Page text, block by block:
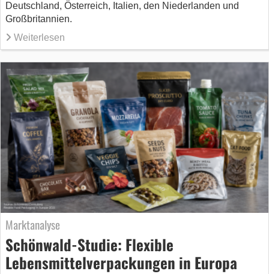
Deutschland, Österreich, Italien, den Niederlanden und
Großbritannien.
Weiterlesen
Marktanalyse
Schönwald-Studie: Flexible
Lebensmittelverpackungen in Europa